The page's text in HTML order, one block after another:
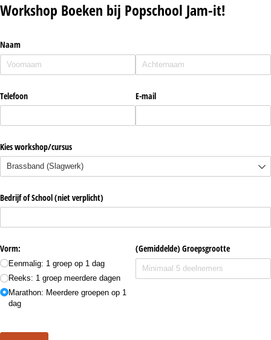
Workshop Boeken bij Popschool Jam-it!
Naam
Telefoon E-mail
Kies workshop/​cursus
Bedrijf of School (niet verplicht)
Vorm:
Eenmalig: 1 groep op 1 dag
Reeks: 1 groep meerdere dagen
Marathon: Meerdere groepen op 1
dag
(Gemiddelde) Groepsgrootte